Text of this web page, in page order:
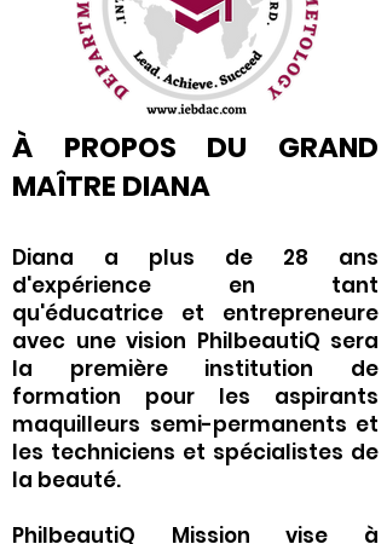
À PROPOS DU GRAND
MAÎTRE DIANA
Diana a plus de 28 ans
d'expérience en tant
qu'éducatrice et entrepreneure
avec une vision PhilbeautiQ sera
la première institution de
formation pour les aspirants
maquilleurs semi-permanents et
les techniciens et spécialistes de
la beauté.
PhilbeautiQ Mission vise à